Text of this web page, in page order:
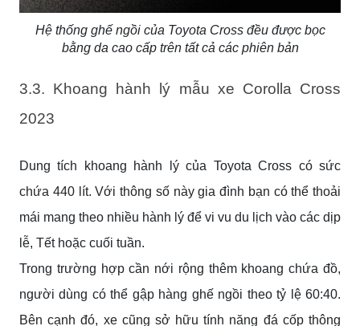
Hệ thống ghế ngồi của Toyota Cross đều được bọc
bằng da cao cấp trên tất cả các phiên bản
3.3. Khoang hành lý mẫu xe Corolla Cross
2023
Dung tích khoang hành lý của Toyota Cross có sức
chứa 440 lít. Với thông số này gia đình bạn có thể thoải
mái mang theo nhiều hành lý để vi vu du lịch vào các dịp
lễ, Tết hoặc cuối tuần.
Trong trường hợp cần nới rộng thêm khoang chứa đồ,
người dùng có thể gập hàng ghế ngồi theo tỷ lệ 60:40.
Bên cạnh đó, xe cũng sở hữu tính năng đá cốp thông